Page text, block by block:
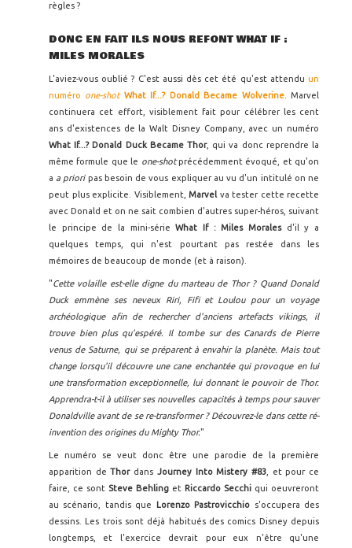
règles ?
DONC EN FAIT ILS NOUS REFONT WHAT IF :
MILES MORALES
L'aviez-vous oublié ? C'est aussi dès cet été qu'est attendu un
numéro one-shot What If...? Donald Became Wolverine. Marvel
continuera cet effort, visiblement fait pour célébrer les cent
ans d'existences de la Walt Disney Company, avec un numéro
What If...? Donald Duck Became Thor, qui va donc reprendre la
même formule que le one-shotprécédemment évoqué, et qu'on
a a priori pas besoin de vous expliquer au vu d'un intitulé on ne
peut plus explicite. Visiblement, Marvel va tester cette recette
avec Donald et on ne sait combien d'autres super-héros, suivant
le principe de la mini-sérieWhat If : Miles Morales d'il y a
quelques temps, qui n'est pourtant pas restée dans les
mémoires de beaucoup de monde (et à raison).
"Cette volaille est-elle digne du marteau de Thor ? Quand Donald
Duck emmène ses neveux Riri, Fifi et Loulou pour un voyage
archéologique afin de rechercher d'anciens artefacts vikings, il
trouve bien plus qu'espéré. Il tombe sur des Canards de Pierre
venus de Saturne, qui se préparent à envahir la planète. Mais tout
change lorsqu'il découvre une cane enchantée qui provoque en lui
une transformation exceptionnelle, lui donnant le pouvoir de Thor.
Apprendra-t-il à utiliser ses nouvelles capacités à temps pour sauver
Donaldville avant de se re-transformer ? Découvrez-le dans cette ré-
invention des origines du Mighty Thor."
Le numéro se veut donc être une parodie de la première
apparition deThor dans Journey Into Mistery #83, et pour ce
faire, ce sont Steve Behling et Riccardo Secchi qui oeuvreront
au scénario, tandis que
Lorenzo Pastrovicchio s'occupera des
dessins. Les trois sont déjà habitués des comics Disney depuis
longtemps, et l'exercice devrait pour eux n'être qu'une